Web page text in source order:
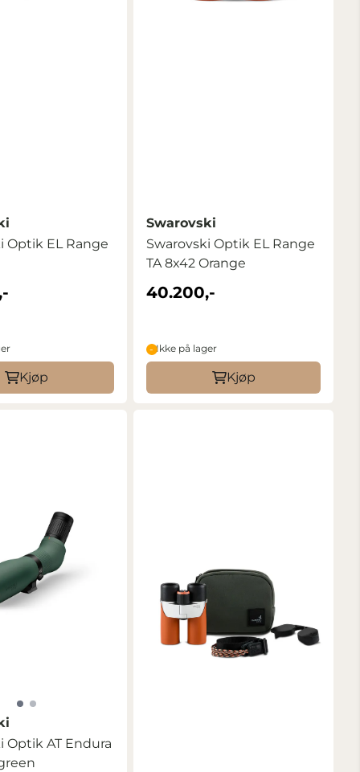
Optik EL Range
Kjøp
Swarovski
Swarovski Optik EL Range
TA 8x42 Orange
40.200,-
Ikke på lager
Kjøp
Optik AT Endura